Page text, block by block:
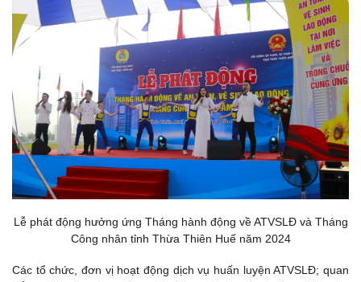
Lễ phát động hưởng ứng Tháng hành động về ATVSLĐ và Tháng
Công nhân tỉnh Thừa Thiên Huế năm 2024
Các tổ chức, đơn vị hoạt động dịch vụ huấn luyện ATVSLĐ; quan